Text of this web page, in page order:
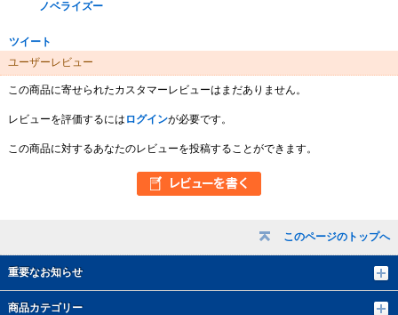
このページのトップへ
重要なお知らせ
商品カテゴリー
ノベライズー
ツイート
ユーザーレビュー
この商品に寄せられたカスタマーレビューはまだありません。
レビューを評価するには ログインが必要です。
この商品に対するあなたのレビューを投稿することができます。